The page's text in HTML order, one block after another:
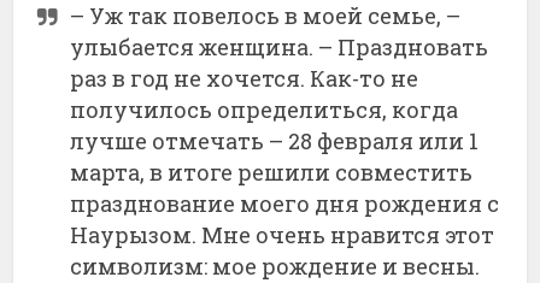
– Уж так повелось в моей семье, –
улыбается женщина. – Праздновать
раз в год не хочется. Как-то не
получилось определиться, когда
лучше отмечать – 28 февраля или 1
марта, в итоге решили совместить
празднование моего дня рождения с
Наурызом. Мне очень нравится этот
символизм: мое рождение и весны.